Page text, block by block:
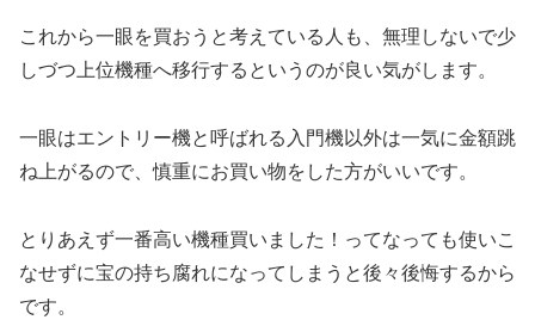
これから一眼を買おうと考えている人も、無理しないで少
しづつ上位機種へ移行するというのが良い気がします。
一眼はエントリー機と呼ばれる入門機以外は一気に金額跳
ね上がるので、慎重にお買い物をした方がいいです。
とりあえず一番高い機種買いました！ってなっても使いこ
なせずに宝の持ち腐れになってしまうと後々後悔するから
です。